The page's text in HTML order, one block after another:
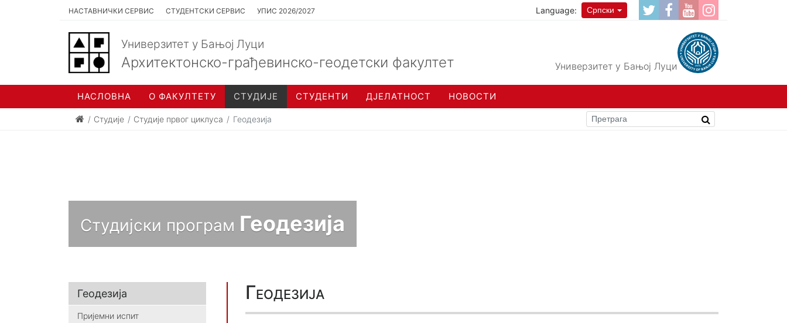
НАСТАВНИЧКИ СЕРВИС СТУДЕНТСКИ СЕРВИС УПИС 2026/2027 Language: Српски
Универзитет у Бањој Луци
Архитектонско-грађевинско-геодетски факултет Универзитет у Бањој Луци
НАСЛОВНА О ФАКУЛТЕТУ СТУДИЈЕ СТУДЕНТИ ДЈЕЛАТНОСТ НОВОСТИ
Студије Студије првог циклуса Геодезија
Студијски програм Геодезија
Геодезија
Пријемни испит
Геодезија